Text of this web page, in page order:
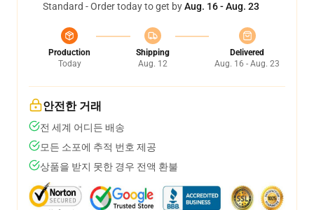
Standard - Order today to get byAug. 16 - Aug. 23
Production
Today
Shipping
Aug. 12
Delivered
Aug. 16 - Aug. 23
안전한 거래
전 세계 어디든 배송
모든 소포에 추적 번호 제공
상품을 받지 못한 경우 전액 환불